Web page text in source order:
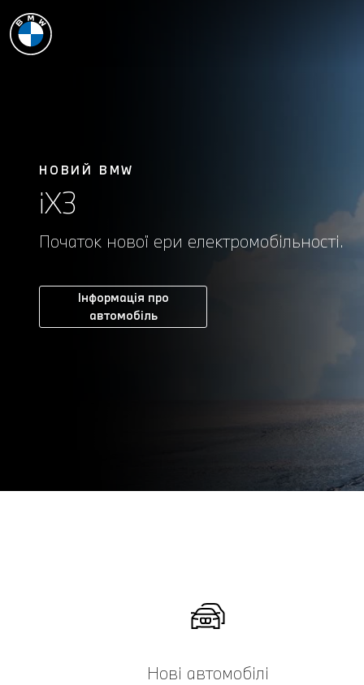
НОВИЙ BMW
iX3
Початок нової ери електромобільності.
Інформація про
автомобіль
Нові автомобілі